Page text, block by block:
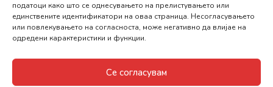
податоци како што се однесувањето на прелистувањето или
единствените идентификатори на оваа страница. Несогласувањето
или повлекувањето на согласноста, може негативно да влијае на
одредени карактеристики и функции.
Се согласувам